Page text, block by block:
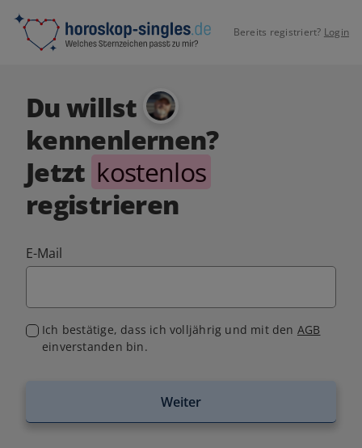
Bereits registriert? Login
Du willst
kennenlernen?
Jetzt kostenlos
registrieren
E-Mail
Ich bestätige, dass ich volljährig und mit den AGB
einverstanden bin.
Weiter